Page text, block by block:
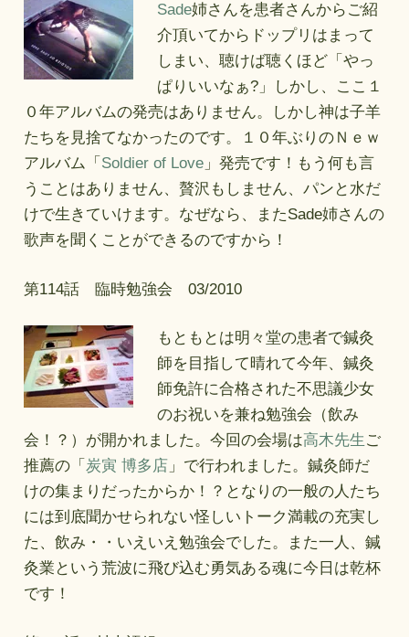
Sade姉さんを患者さんからご紹
介頂いてからドップリはまって
しまい、聴けば聴くほど「やっ
ぱりいいなぁ?」しかし、ここ１
０年アルバムの発売はありません。しかし神は子羊
たちを見捨てなかったのです。１０年ぶりのＮｅｗ
アルバム「 Soldier of Love 」発売です！もう何も言
うことはありません、贅沢もしません、パンと水だ
けで生きていけます。なぜなら、またSade姉さんの
歌声を聞くことができるのですから！
第114話 臨時勉強会 03/2010
もともとは明々堂の患者で鍼灸
師を目指して晴れて今年、鍼灸
師免許に合格された不思議少女
のお祝いを兼ね勉強会（飲み
会！？）が開かれました。今回の会場は高木先生 ご
推薦の「炭寅 博多店 」で行われました。鍼灸師だ
けの集まりだったからか！？となりの一般の人たち
には到底聞かせられない怪しいトーク満載の充実し
た、飲み・・いえいえ勉強会でした。また一人、鍼
灸業という荒波に飛び込む勇気ある魂に今日は乾杯
です！